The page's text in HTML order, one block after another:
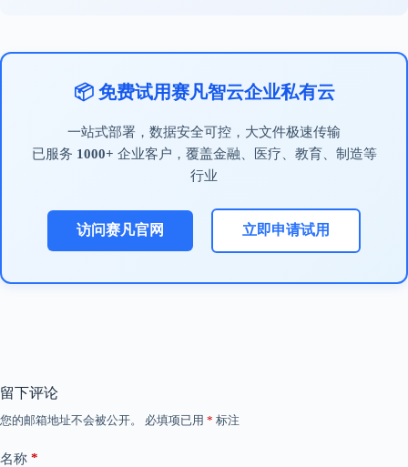
📦 免费试用赛凡智云企业私有云
一站式部署，数据安全可控，大文件极速传输
已服务 1000+ 企业客户，覆盖金融、医疗、教育、制造等
行业
访问赛凡官网 立即申请试用
留下评论
您的邮箱地址不会被公开。 必填项已用 * 标注
名称 *